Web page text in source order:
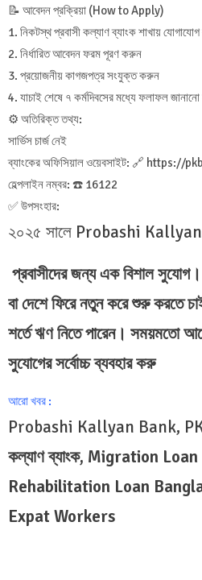
📝 আবেদন প্রক্রিয়া (How to Apply)
1. নিকটস্থ প্রবাসী কল্যাণ ব্যাংক শাখায়
2. নির্ধারিত আবেদন ফরম পূরণ করুন
3. প্রয়োজনীয় কাগজপত্র সংযুক্ত করুন
4. যাচাই শেষে ৭ কর্মদিবসের মধ্যে ফলাফল
⚙️ অতিরিক্ত তথ্য:
সার্ভিস চার্জ নেই
ব্যাংকের অফিসিয়াল ওয়েবসাইট: 🔗 https://
হেল্পলাইন নম্বর: ☎️ 16122
✅ উপসংহার:
২০২৫ সালে Probashi
প্রবাসীদের জন্য এক বিশাল
বা দেশে ফিরে নতুন করে শুরু করতে
শর্তে ঋণ নিতে পারেন। সময়মতো
সুযোগের সর্বোচ্চ ব্যবহার করু
আরো খবর :
Probashi Kallyan Bank,
কল্যাণ ব্যাংক, Migration
Rehabilitation Loan
Expat Workers